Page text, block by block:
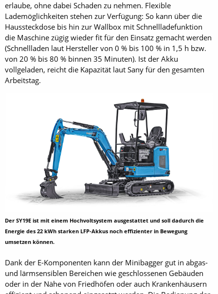
erlaube, ohne dabei Schaden zu nehmen. Flexible
Lademöglichkeiten stehen zur Verfügung: So kann über die
Haussteckdose bis hin zur Wallbox mit Schnellladefunktion
die Maschine zügig wieder fit für den Einsatz gemacht werden
(Schnellladen laut Hersteller von 0 % bis 100 % in 1,5 h bzw.
von 20 % bis 80 % binnen 35 Minuten). Ist der Akku
vollgeladen, reicht die Kapazität laut Sany für den gesamten
Arbeitstag.
Der SY19E ist mit einem Hochvoltsystem ausgestattet und soll dadurch die
Energie des 22 kWh starken LFP-Akkus noch effizienter in Bewegung
umsetzen können.
Dank der E-Komponenten kann der Minibagger gut in abgas-
und lärmsensiblen Bereichen wie geschlossenen Gebäuden
oder in der Nähe von Friedhöfen oder auch Krankenhäusern